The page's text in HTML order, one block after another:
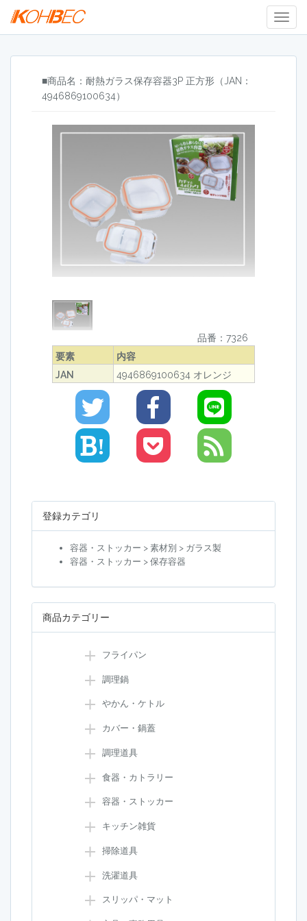
■商品名：耐熱ガラス保存容器3P 正方形（JAN：
4946869100634）
品番：7326
要素
内容
JAN
4946869100634 オレンジ
!
登録カテゴリ
容器・ストッカー > 素材別 > ガラス製
容器・ストッカー > 保存容器
商品カテゴリー
フライパン
調理鍋
やかん・ケトル
カバー・鍋蓋
調理道具
食器・カトラリー
容器・ストッカー
キッチン雑貨
掃除道具
洗濯道具
スリッパ・マット